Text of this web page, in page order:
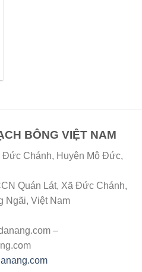
BÔNG VIỆT NAM
Đức Chánh, Huyện Mộ Đức,
Quán Lát, Xã Đức Chánh,
Ngãi, Việt Nam
–